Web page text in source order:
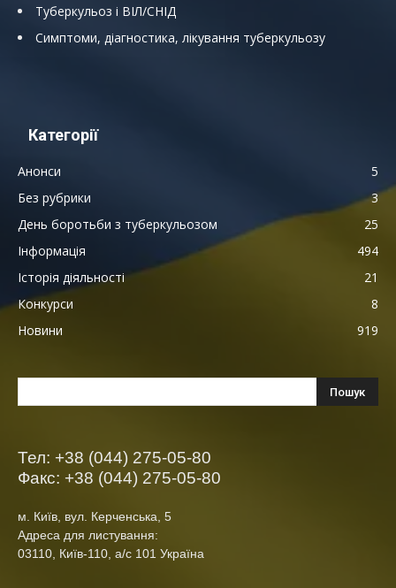
Туберкульоз і ВІЛ/СНІД
Симптоми, діагностика, лікування туберкульозу
Категорії
Анонси
5
Без рубрики
3
День боротьби з туберкульозом
25
Інформація
494
Історія діяльності
21
Конкурси
8
Новини
919
Тел: +38 (044) 275-05-80
Факс: +38 (044) 275-05-80
м. Київ, вул. Керченська, 5
Адреса для листування:
03110, Київ-110, а/с 101 Україна